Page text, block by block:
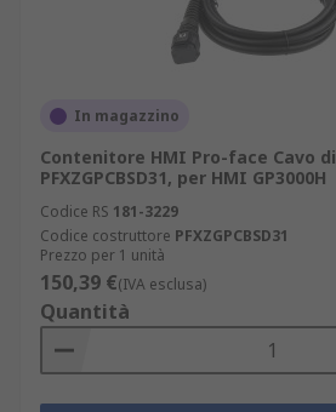
Per scegliere il giusto accessorio,
l'interfaccia
l'applicazione
la lunghezza del cavo
la certificazione di aree
la compatibilità con la
il tipo di HMI
In magazzino
Contenitore HMI Pro-face Cavo
PFXZGPCBSD31, per HMI GP3000H
Codice RS 181-3229
Codice costruttore PFXZGPCBSD31
Prezzo per 1 unità
150,39 €(IVA esclusa)
Quantità